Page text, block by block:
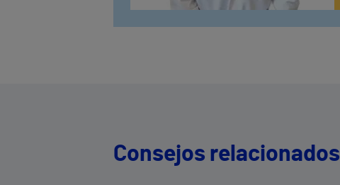
Consejos relacionados